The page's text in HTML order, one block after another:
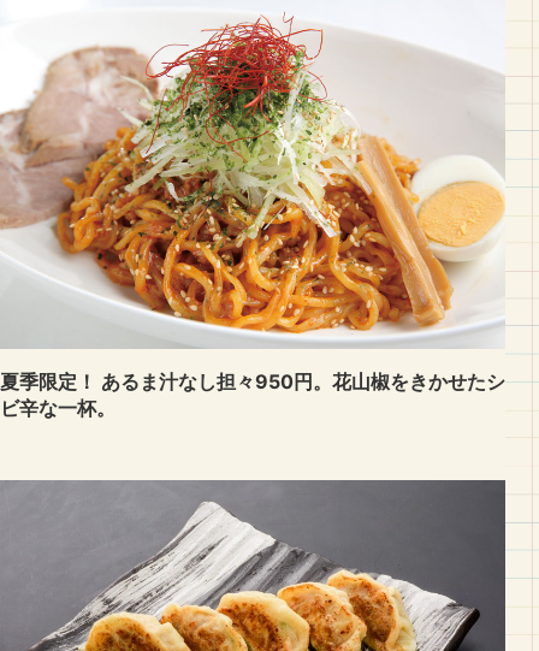
夏季限定！ あるま汁なし担々950円。花山椒をきかせたシ
ビ辛な一杯。